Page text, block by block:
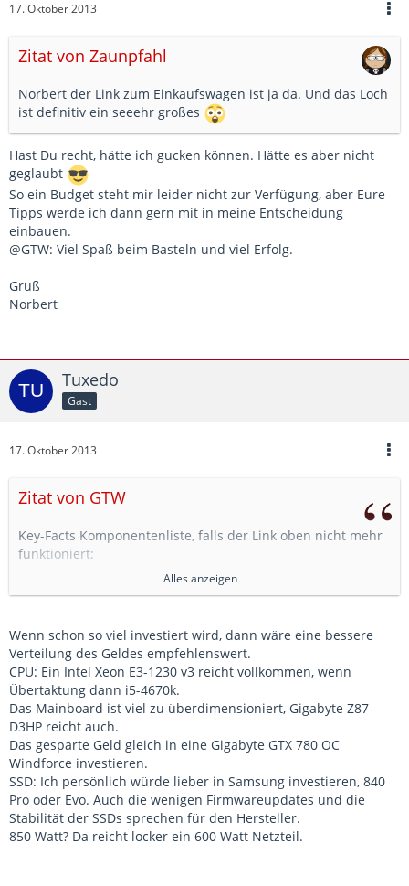
17. Oktober 2013
Zitat von Zaunpfahl
Norbert der Link zum Einkaufswagen ist ja da. Und das Loch
ist definitiv ein seeehr großes
Hast Du recht, hätte ich gucken können. Hätte es aber nicht
geglaubt
So ein Budget steht mir leider nicht zur Verfügung, aber Eure
Tipps werde ich dann gern mit in meine Entscheidung
einbauen.
@GTW: Viel Spaß beim Basteln und viel Erfolg.
Gruß
Norbert
Tuxedo
Gast
17. Oktober 2013
Zitat von GTW
Key-Facts Komponentenliste, falls der Link oben nicht mehr
funktioniert:
Case: NZXT Phantom 820 Big-Tower - mattschwarz
Mainboard: Gigabyte Z87X-OC Force, Intel Z87 Mainboard
RAM: Corsair Dominator Platinum Series DDR3-2133, CL9 -
16GB Kit
GPU: Gigabyte GeForce GTX 770 OC, Windforce 3X, 2048 MB
DDR5
SSD: Kingston SSDNow V300 Series 2,5 Zoll SSD, 240 GB
HDD: Western Digital Black, 7200RPM, 2 TB
Netzteil: Corsair Professional Series HX850 Netzteil - 850
Watt
CPU-Kühler: NZXT KRAKEN X40 Komplett-Wasserkühlung -
140mm
CPU-Wärmeleitpaste: Zalman ZM-STG1
Opt. Laufwerk: Plextor PX-B950SA
Monitor: ASUS P248Q (schon da und im Betrieb ^^)
Alles anzeigen
Wenn schon so viel investiert wird, dann wäre eine bessere
Verteilung des Geldes empfehlenswert.
CPU: Ein Intel Xeon E3-1230 v3 reicht vollkommen, wenn
Übertaktung dann i5-4670k.
Das Mainboard ist viel zu überdimensioniert, Gigabyte Z87-
D3HP reicht auch.
Das gesparte Geld gleich in eine Gigabyte GTX 780 OC
Windforce investieren.
SSD: Ich persönlich würde lieber in Samsung investieren, 840
Pro oder Evo. Auch die wenigen Firmwareupdates und die
Stabilität der SSDs sprechen für den Hersteller.
850 Watt? Da reicht locker ein 600 Watt Netzteil.